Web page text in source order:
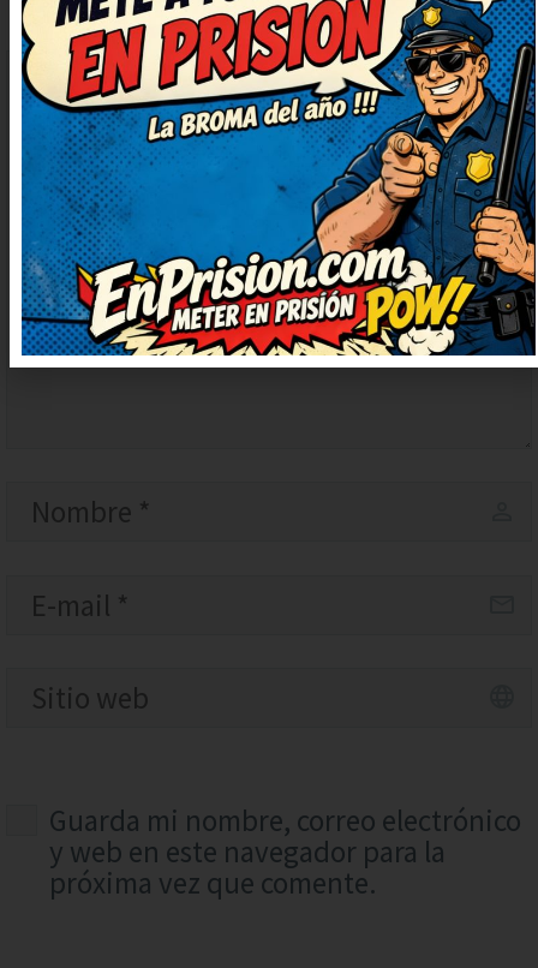
Guarda mi nombre, correo electrónico
y web en este navegador para la
próxima vez que comente.